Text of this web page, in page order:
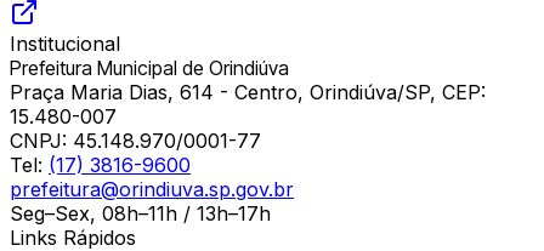
Institucional
Prefeitura Municipal de Orindiúva
Praça Maria Dias, 614 - Centro, Orindiúva/SP, CEP:
15.480-007
CNPJ: 45.148.970/0001-77
Tel: (17) 3816-9600
prefeitura@orindiuva.sp.gov.br
Seg–Sex, 08h–11h / 13h–17h
Links Rápidos